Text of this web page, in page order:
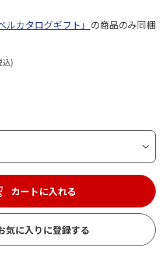
ルカタログギフト」 の商品のみ同梱
込)
カートに入れる
気に入りに登録する